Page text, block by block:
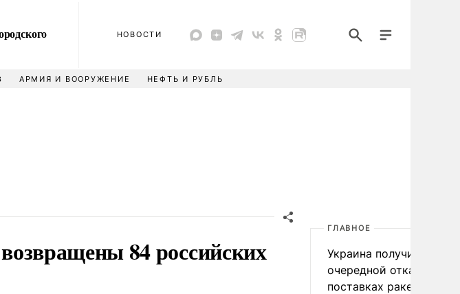
НОВОСТИ
АРМИЯ И ВООРУЖЕНИЕ НЕФТЬ И РУБЛЬ
84 российских
ГЛАВНОЕ
Украина получила
очередной отказ в
поставках ракет для